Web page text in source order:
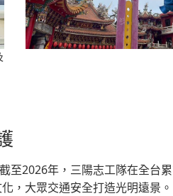
至2026年，三陽志工隊在全台
，大眾交通安全打造光明遠景。